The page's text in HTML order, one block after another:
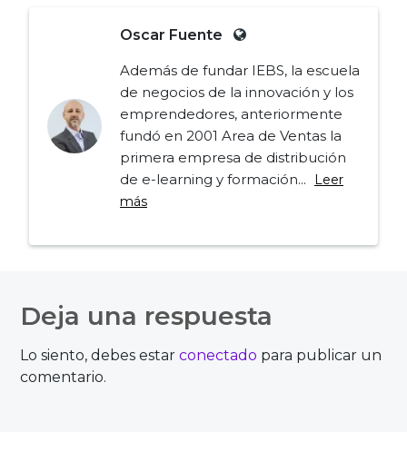
Oscar Fuente
Además de fundar IEBS, la escuela
de negocios de la innovación y los
emprendedores, anteriormente
fundó en 2001 Area de Ventas la
primera empresa de distribución
de e-learning y formación...
Leer
más
de
entradas
Deja una respuesta
Lo siento, debes estarconectado para publicar un
comentario.